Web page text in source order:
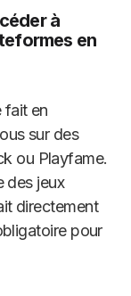
à
en
en
sur des
ou Playfame.
des jeux
directement
pour